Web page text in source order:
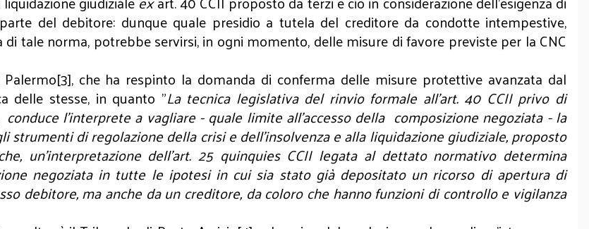
del debitore: dunque quale presidio a tutela del creditore da condotte intempestive,
tale norma, potrebbe servirsi, in ogni momento, delle misure di favore previste per la CNC
che ha respinto la domanda di conferma delle misure protettive avanzata dal
delle stesse, in quanto "La tecnica legislativa del rinvio formale all’art. 40 CCII privo di
l’interprete a vagliare - quale limite all’accesso della composizione negoziata - la
di regolazione della crisi e dell’insolvenza e alla liquidazione giudiziale, proposto
un’interpretazione dell’art. 25 quinquies CCII legata al dettato normativo determina
negoziata in tutte le ipotesi in cui sia stato già depositato un ricorso di apertura di
debitore, ma anche da un creditore, da coloro che hanno funzioni di controllo e vigilanza